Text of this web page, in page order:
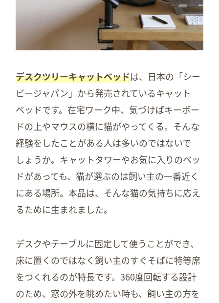
デスクツリーキャットベッドは、日本の「シー
ビージャパン」から発売されているキャット
ベッドです。在宅ワーク中、気づけばキーボー
ドの上やマウスの横に猫がやってくる。そんな
経験をしたことがある人は多いのではないで
しょうか。キャットタワーやお気に入りのベッ
ドがあっても、猫が選ぶのは飼い主の一番近く
にある場所。本品は、そんな猫の気持ちに応え
るために生まれました。
デスクやテーブルに固定して使うことができ、
床に置くのではなく飼い主のすぐそばに特等席
をつくれるのが特長です。360度回転する設計
のため、窓の外を眺めたい時も、飼い主の方を